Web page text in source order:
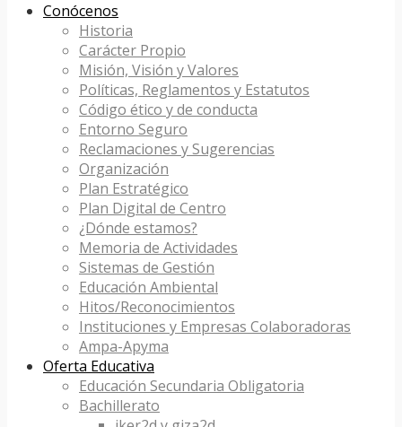
Conócenos
Historia
Carácter Propio
Misión, Visión y Valores
Políticas, Reglamentos y Estatutos
Código ético y de conducta
Entorno Seguro
Reclamaciones y Sugerencias
Organización
Plan Estratégico
Plan Digital de Centro
¿Dónde estamos?
Memoria de Actividades
Sistemas de Gestión
Educación Ambiental
Hitos/Reconocimientos
Instituciones y Empresas Colaboradoras
Ampa-Apyma
Oferta Educativa
Educación Secundaria Obligatoria
Bachillerato